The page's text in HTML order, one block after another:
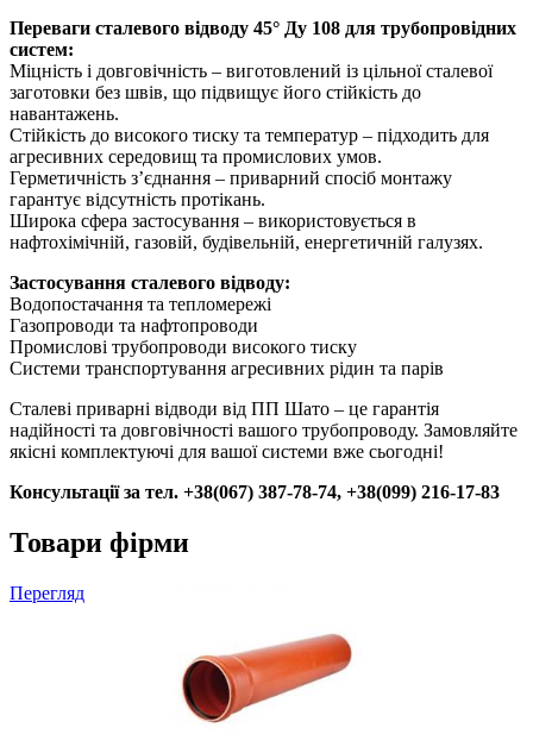
Переваги сталевого відводу 45° Ду 108 для трубопровідних
систем:
Міцність і довговічність – виготовлений із цільної сталевої
заготовки без швів, що підвищує його стійкість до
навантажень.
Стійкість до високого тиску та температур – підходить для
агресивних середовищ та промислових умов.
Герметичність з’єднання – приварний спосіб монтажу
гарантує відсутність протікань.
Широка сфера застосування – використовується в
нафтохімічній, газовій, будівельній, енергетичній галузях.
Застосування сталевого відводу:
Водопостачання та тепломережі
Газопроводи та нафтопроводи
Промислові трубопроводи високого тиску
Системи транспортування агресивних рідин та парів
Сталеві приварні відводи від ПП Шато – це гарантія
надійності та довговічності вашого трубопроводу. Замовляйте
якісні комплектуючі для вашої системи вже сьогодні!
Консультації за тел. +38(067) 387-78-74, +38(099) 216-17-83
Товари фірми
Перегляд